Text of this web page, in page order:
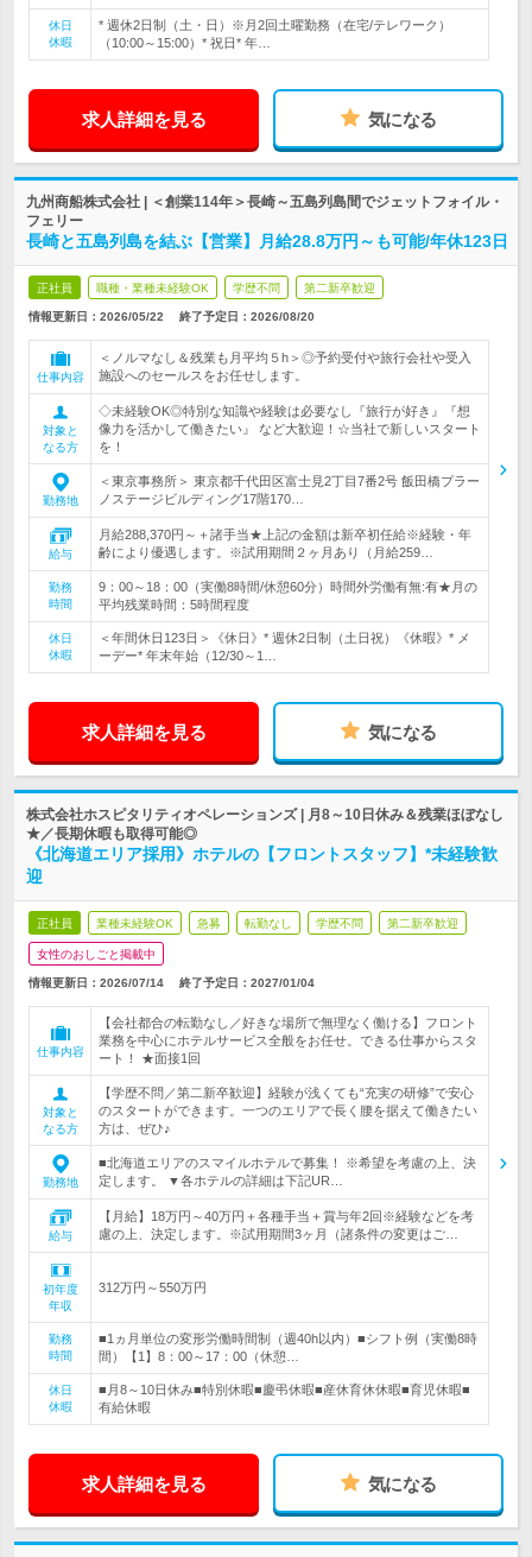
休日
休暇
* 週休2日制（土・日）※月2回土曜勤務（在宅/テレワーク）
（10:00～15:00）* 祝日* 年…
求人詳細を見る 気になる
九州商船株式会社 | ＜創業114年＞長崎～五島列島間でジェットフォイル・
フェリー
長崎と五島列島を結ぶ【営業】月給28.8万円～も可能/年休123日
正社員 職種・業種未経験OK 学歴不問 第二新卒歓迎
情報更新日：2026/05/22 終了予定日： 2026/08/20
仕事内容
＜ノルマなし＆残業も月平均５h＞◎予約受付や旅行会社や受入
施設へのセールスをお任せします。
対象と
なる方
◇未経験OK◎特別な知識や経験は必要なし『旅行が好き』『想
像力を活かして働きたい』 など大歓迎！☆当社で新しいスタート
を！
勤務地
＜東京事務所＞ 東京都千代田区富士見2丁目7番2号 飯田橋プラー
ノステージビルディング17階170…
給与
月給288,370円～＋諸手当★上記の金額は新卒初任給※経験・年
齢により優遇します。※試用期間２ヶ月あり（月給259…
勤務
時間
9：00～18：00（実働8時間/休憩60分）時間外労働有無:有★月の
平均残業時間：5時間程度
休日
休暇
＜年間休日123日＞《休日》* 週休2日制（土日祝）《休暇》* メ
ーデー* 年末年始（12/30～1…
求人詳細を見る 気になる
株式会社ホスピタリティオペレーションズ | 月8～10日休み＆残業ほぼなし
★／長期休暇も取得可能◎
《北海道エリア採用》ホテルの【フロントスタッフ】*未経験歓
迎
正社員 業種未経験OK 急募 転勤なし 学歴不問 第二新卒歓迎
女性のおしごと掲載中
情報更新日：2026/07/14 終了予定日： 2027/01/04
仕事内容
【会社都合の転勤なし／好きな場所で無理なく働ける】フロント
業務を中心にホテルサービス全般をお任せ。できる仕事からスタ
ート！ ★面接1回
対象と
なる方
【学歴不問／第二新卒歓迎】経験が浅くても“充実の研修”で安心
のスタートができます。一つのエリアで長く腰を据えて働きたい
方は、ぜひ♪
勤務地
■北海道エリアのスマイルホテルで募集！ ※希望を考慮の上、決
定します。 ▼各ホテルの詳細は下記UR…
給与
【月給】18万円～40万円＋各種手当＋賞与年2回※経験などを考
慮の上、決定します。※試用期間3ヶ月（諸条件の変更はご…
初年度
年収
312万円～550万円
勤務
時間
■1ヵ月単位の変形労働時間制（週40h以内）■シフト例（実働8時
間）【1】8：00～17：00（休憩…
休日
休暇
■月8～10日休み■特別休暇■慶弔休暇■産休育休休暇■育児休暇■
有給休暇
求人詳細を見る 気になる